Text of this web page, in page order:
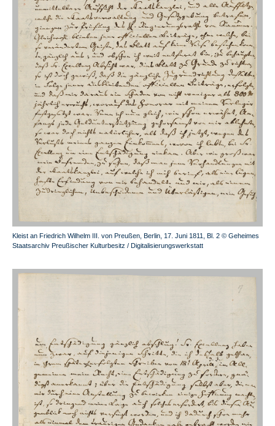
Kleist an Friedrich Wilhelm III. von Preußen, Berlin, 17. Juni 1811, Bl. 2 © Geheimes
Staatsarchiv Preußischer Kulturbesitz / Digitalisierungswerkstatt